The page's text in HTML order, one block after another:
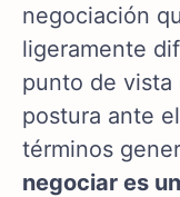
negociación
ligeramente
punto de vista
postura ante
términos
negociar es